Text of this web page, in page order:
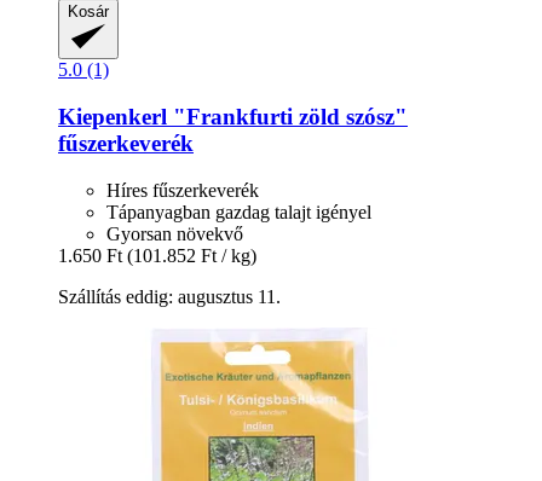
Kosár
5.0 (1)
Kiepenkerl "Frankfurti zöld szósz"
fűszerkeverék
Híres fűszerkeverék
Tápanyagban gazdag talajt igényel
Gyorsan növekvő
1.650 Ft (101.852 Ft / kg)
Szállítás eddig: augusztus 11.